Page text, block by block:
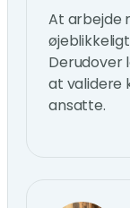
At arbejde
at validere
ansatte.